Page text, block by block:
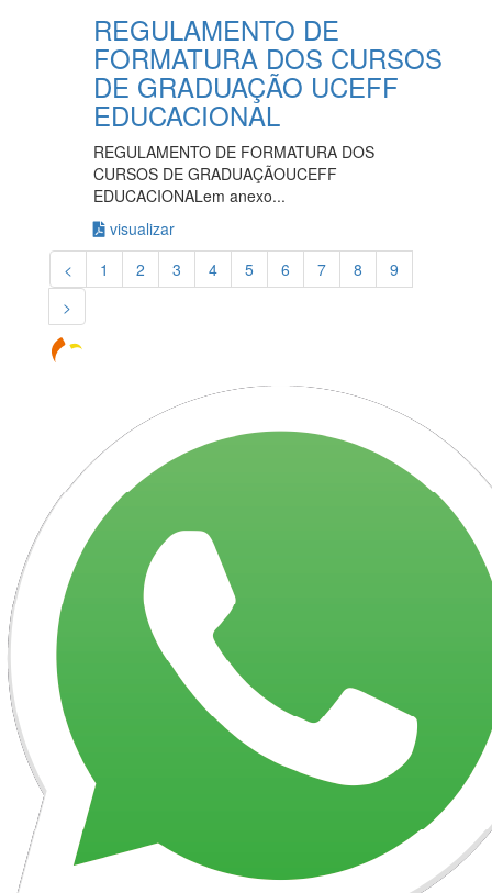
REGULAMENTO DE
FORMATURA DOS CURSOS
DE GRADUAÇÃO UCEFF
EDUCACIONAL
REGULAMENTO DE FORMATURA DOS
CURSOS DE GRADUAÇÃOUCEFF
EDUCACIONALem anexo...
visualizar
<
1 2 3 4 5 6 7 8
9
>